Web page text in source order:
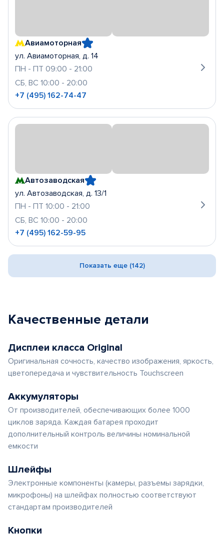
Авиамоторная
ул. Авиамоторная, д. 14
ПН - ПТ 09:00 - 21:00
СБ, ВС 10:00 - 20:00
+7 (495) 162-74-47
Автозаводская
ул. Автозаводская, д. 13/1
ПН - ПТ 10:00 - 21:00
СБ, ВС 10:00 - 20:00
+7 (495) 162-59-95
Показать еще (142)
Качественные детали
Дисплеи класса Original
Оригинальная сочность, качество изображения, яркость,
цветопередача и чувствительность Touchscreen
Аккумуляторы
От производителей, обеспечивающих более 1000
циклов заряда. Каждая батарея проходит
дополнительный контроль величины номинальной
емкости
Шлейфы
Электронные компоненты (камеры, разъемы зарядки,
микрофоны) на шлейфах полностью соответствуют
стандартам производителей
Кнопки